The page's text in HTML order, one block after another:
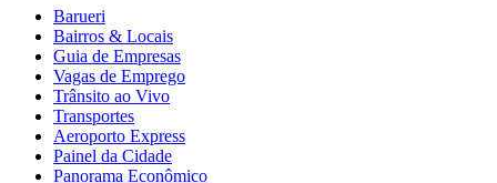
Barueri
Bairros & Locais
Guia de Empresas
Vagas de Emprego
Trânsito ao Vivo
Transportes
Aeroporto Express
Painel da Cidade
Panorama Econômico